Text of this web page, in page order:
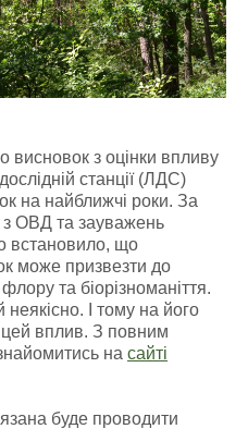
висновок з оцінки впливу
станції (ЛДС)
на найближчі роки. За
з ОВД та зауважень
встановило, що
може призвезти до
та біорізноманіття.
І тому на його
вплив. З повним
на сайті
буде проводити